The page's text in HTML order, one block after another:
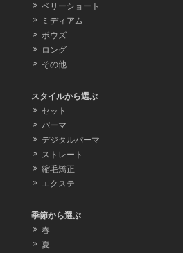
ベリーショート
ミディアム
ボウズ
ロング
その他
スタイルから選ぶ
セット
パーマ
デジタルパーマ
ストレート
縮毛矯正
エクステ
季節から選ぶ
春
夏